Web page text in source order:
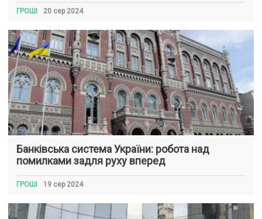
ГРОШІ 20 сер 2024
Банківська система України: робота над
помилками задля руху вперед
ГРОШІ 19 сер 2024